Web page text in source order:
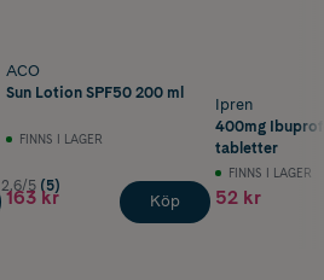
ACO
Sun Lotion SPF50 200 ml
FINNS I LAGER
2.6/5 (5)
163 kr Köp
Ipren
400mg
tabletter
FINNS I LAGER
52 kr